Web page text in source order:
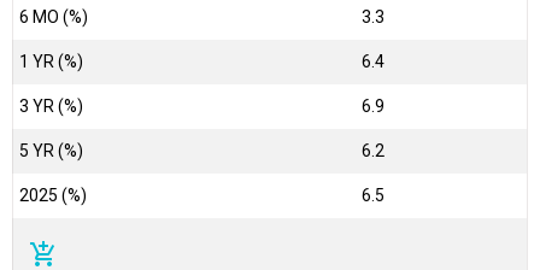
6 MO (%) 3.3
1 YR (%) 6.4
3 YR (%) 6.9
5 YR (%) 6.2
2025 (%) 6.5
add_shopping_cart